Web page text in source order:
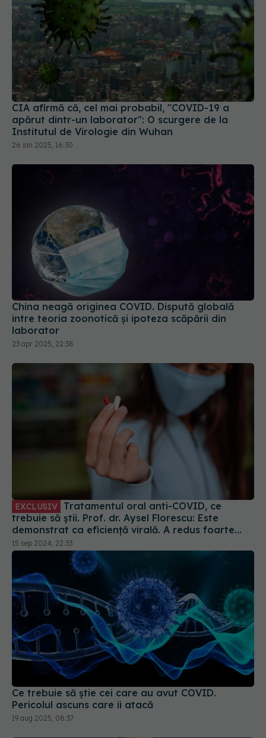
CIA afirmă că, cel mai probabil, "COVID-19 a
apărut dintr-un laborator": O scurgere de la
Institutul de Virologie din Wuhan
26 ian 2025, 16:30
China neagă originea COVID. Dispută globală
între teoria zoonotică și ipoteza scăpării din
laborator
23 apr 2025, 22:38
trebuie să știi. Prof. dr. Aysel Florescu: Este
demonstrat ca eficiență virală. A redus foarte
mult riscul de spitalizare
15 sep 2024, 22:33
Ce trebuie să știe cei care au avut COVID.
Pericolul ascuns care îi atacă
19 aug 2025, 08:37